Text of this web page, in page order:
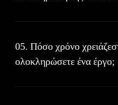
05. Πόσο χρόνο
ολοκληρώσετε ένα έργο;